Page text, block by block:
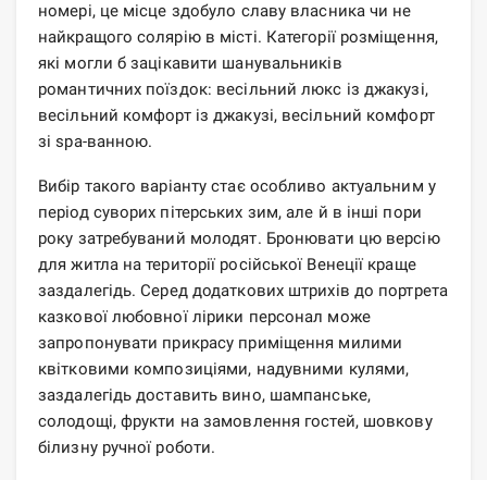
номері, це місце здобуло славу власника чи не
найкращого солярію в місті. Категорії розміщення,
які могли б зацікавити шанувальників
романтичних поїздок: весільний люкс із джакузі,
весільний комфорт із джакузі, весільний комфорт
зі spa-ванною.
Вибір такого варіанту стає особливо актуальним у
період суворих пітерських зим, але й в інші пори
року затребуваний молодят. Бронювати цю версію
для житла на території російської Венеції краще
заздалегідь. Серед додаткових штрихів до портрета
казкової любовної лірики персонал може
запропонувати прикрасу приміщення милими
квітковими композиціями, надувними кулями,
заздалегідь доставить вино, шампанське,
солодощі, фрукти на замовлення гостей, шовкову
білизну ручної роботи.